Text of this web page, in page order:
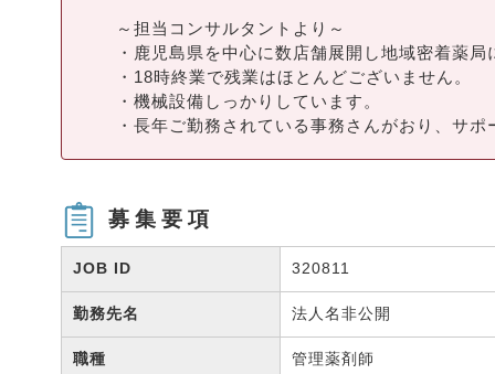
～担当コンサルタントより～
・鹿児島県を中心に数店舗展開し地域密着薬
・18時終業で残業はほとんどございません。
・機械設備しっかりしています。
・長年ご勤務されている事務さんがおり、サ
募集要項
JOB ID 320811
勤務先名 法人名非公開
職種 管理薬剤師